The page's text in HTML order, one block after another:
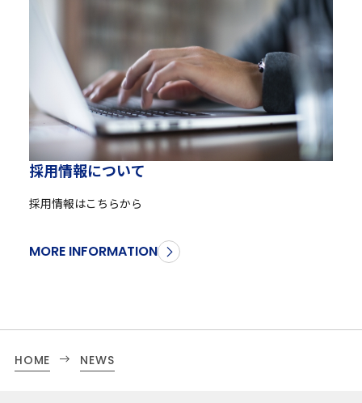
採用情報について
採用情報はこちらから
MORE INFORMATION
HOME NEWS